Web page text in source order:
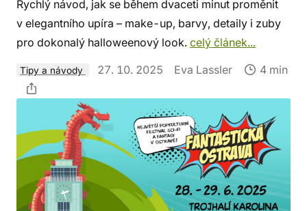
Rychlý návod, jak se během dvaceti minut proměnit
v elegantního upíra – make-up, barvy, detaily i zuby
pro dokonalý halloweenový look. celý článek...
Tipy a návody 27. 10. 2025 Eva Lassler 4 min